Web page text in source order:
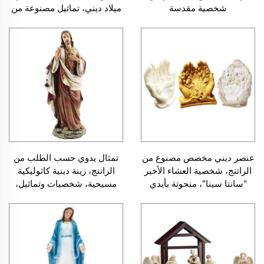
شخصية مقدسة
ميلاد ديني، تماثيل مصنوعة من
شخصيات جيسوس
عنصر ديني مخصص مصنوع من
الراتنج، شخصية العشاء الأخير
"سانتا سينا"، منحوتة بأيدي
تمثال يدوي حسب الطلب من
الراتنج، زينة دينية كاثوليكية
مسيحية، شخصيات وتماثيل،
المقدس